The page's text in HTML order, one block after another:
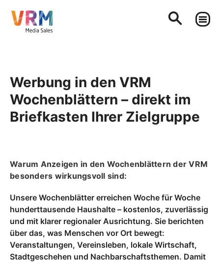
Werbung in den VRM
Wochenblättern – direkt im
Briefkasten Ihrer Zielgruppe
Warum Anzeigen in den Wochenblättern der VRM
besonders wirkungsvoll sind:
Unsere Wochenblätter erreichen Woche für Woche
hunderttausende Haushalte – kostenlos, zuverlässig
und mit klarer regionaler Ausrichtung. Sie berichten
über das, was Menschen vor Ort bewegt:
Veranstaltungen, Vereinsleben, lokale Wirtschaft,
Stadtgeschehen und Nachbarschaftsthemen. Damit